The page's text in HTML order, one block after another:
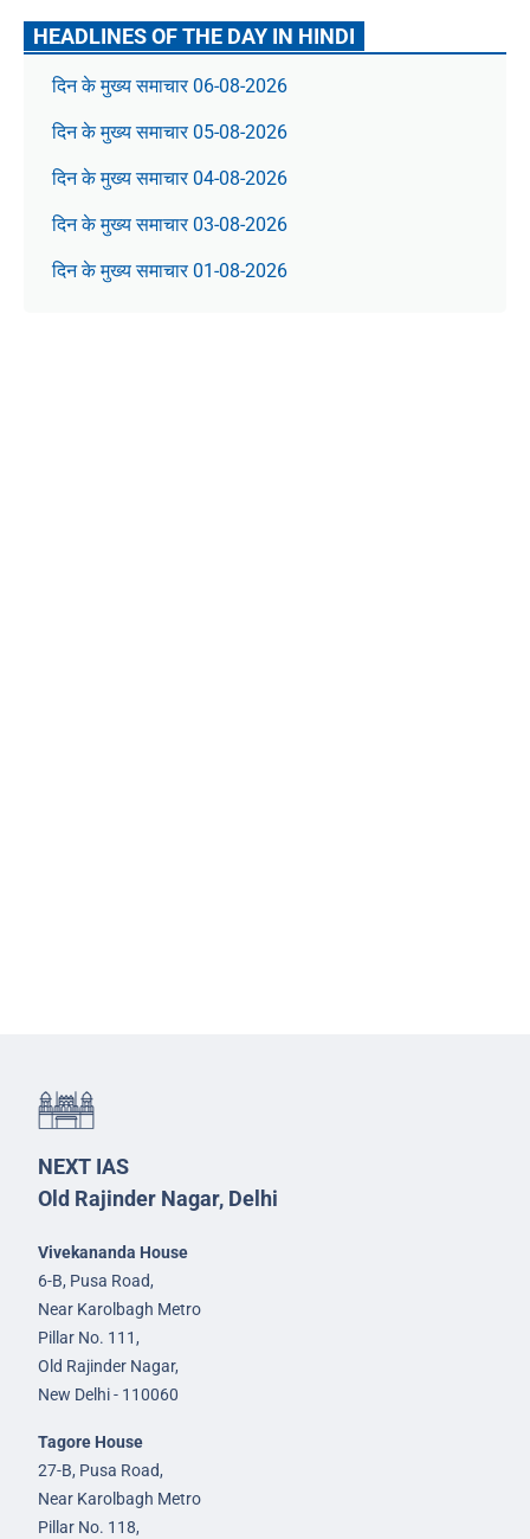
HEADLINES OF THE DAY IN HINDI
दिन के मुख्य समाचार 06-08-2026
दिन के मुख्य समाचार 05-08-2026
दिन के मुख्य समाचार 04-08-2026
दिन के मुख्य समाचार 03-08-2026
दिन के मुख्य समाचार 01-08-2026
NEXT IAS
Old Rajinder Nagar, Delhi
Vivekananda House
6-B, Pusa Road,
Near Karolbagh Metro
Pillar No. 111,
Old Rajinder Nagar,
New Delhi - 110060
Tagore House
27-B, Pusa Road,
Near Karolbagh Metro
Pillar No. 118,